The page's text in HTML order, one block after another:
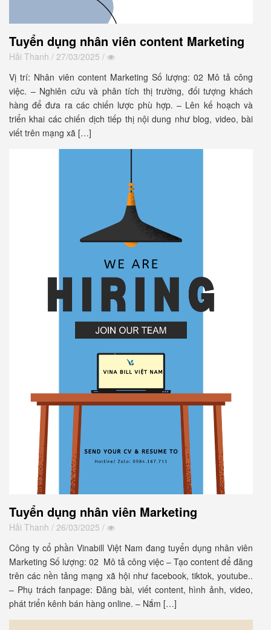
Tuyển dụng nhân viên content Marketing
Hải Thanh / 27/03/2025 /
Vị trí: Nhân viên content Marketing Số lượng: 02 Mô tả công
việc. – Nghiên cứu và phân tích thị trường, đối tượng khách
hàng để đưa ra các chiến lược phù hợp. – Lên kế hoạch và
triển khai các chiến dịch tiếp thị nội dung như blog, video, bài
viết trên mạng xã […]
Tuyển dụng nhân viên Marketing
Hải Thanh / 26/03/2025 /
Công ty cổ phần Vinabill Việt Nam đang tuyển dụng nhân viên
Marketing Số lượng: 02 Mô tả công việc – Tạo content để đăng
trên các nền tảng mạng xã hội như facebook, tiktok, youtube..
– Phụ trách fanpage: Đăng bài, viết content, hình ảnh, video,
phát triển kênh bán hàng online. – Nắm […]